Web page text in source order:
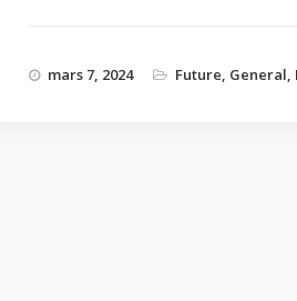
mars 7, 2024 Future, General,